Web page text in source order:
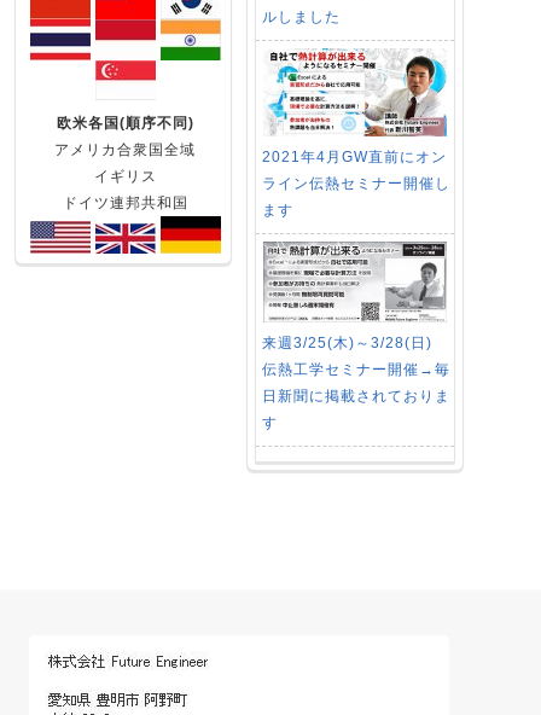
ルしました
2021年4月GW直前にオン
ライン伝熱セミナー開催し
ます
来週3/25(木)～3/28(日)
伝熱工学セミナー開催→毎
日新聞に掲載されておりま
す
欧米各国(順序不同)
アメリカ合衆国全域
イギリス
ドイツ連邦共和国